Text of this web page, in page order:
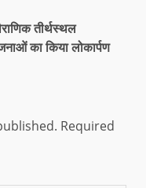
तीर्थस्थल
का किया लोकार्पण
Required